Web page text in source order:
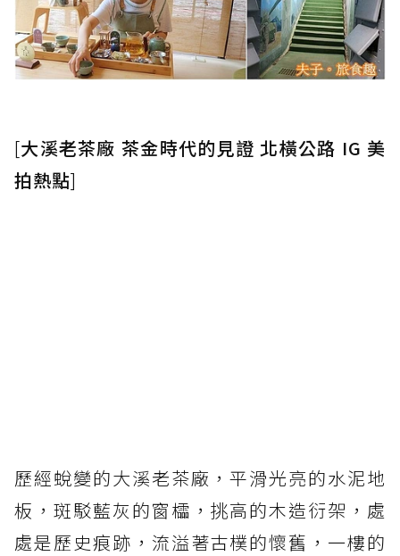
[大溪老茶廠 茶金時代的見證 北橫公路 IG 美
拍熱點]
歷經蛻變的大溪老茶廠，平滑光亮的水泥地
板，斑駁藍灰的窗櫺，挑高的木造衍架，處
處是歷史痕跡，流溢著古樸的懷舊，一樓的